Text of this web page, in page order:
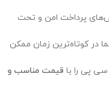
پرداخت امن و تحت
کوتاه‌ترین زمان ممکن
پی را با قیمت مناسب و